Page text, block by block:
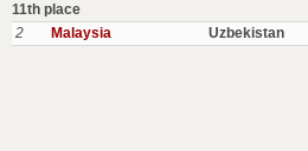
11th place
2
Malaysia Uzbekistan